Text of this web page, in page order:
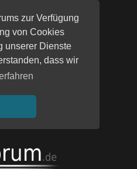
zur Verfügung
von Cookies
unserer Dienste
dass wir